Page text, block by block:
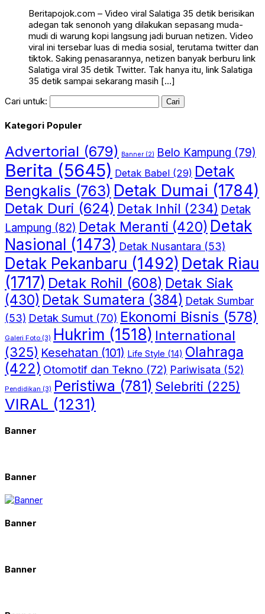
Beritapojok.com – Video viral Salatiga 35 detik berisikan
adegan tak senonoh yang dilakukan sepasang muda-
mudi di warung kopi langsung jadi buruan netizen. Video
viral ini tersebar luas di media sosial, terutama twitter dan
tiktok. Saking penasarannya, netizen banyak berburu link
Salatiga viral 35 detik Twitter. Tak hanya itu, link Salatiga
35 detik sampai sekarang masih […]
Cari untuk:
Kategori Populer
Advertorial (679) Banner (2) Belo Kampung (79)
Berita (5645) Detak Babel (29) Detak
Bengkalis (763) Detak Dumai (1784)
Detak Duri (624) Detak Inhil (234) Detak
Lampung (82) Detak Meranti (420) Detak
Nasional (1473) Detak Nusantara (53)
Detak Pekanbaru (1492) Detak Riau
(1717) Detak Rohil (608) Detak Siak
(430) Detak Sumatera (384) Detak Sumbar
(53) Detak Sumut (70) Ekonomi Bisnis (578)
Galeri Foto (3) Hukrim (1518) International
(325) Kesehatan (101) Life Style (14) Olahraga
(422) Otomotif dan Tekno (72) Pariwisata (52)
Pendidikan (3) Peristiwa (781) Selebriti (225)
VIRAL (1231)
Banner
Banner
Banner
Banner